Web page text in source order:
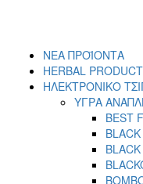
ΝΕΑ ΠΡΟΪΟΝΤΑ
HERBAL
ΗΛΕΚΤΡΟΝΙΚΟ
ΥΓΡΑ
BEST
BLACK